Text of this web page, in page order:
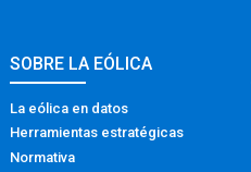
SOBRE LA EÓLICA
La eólica en datos
Herramientas estratégicas
Normativa